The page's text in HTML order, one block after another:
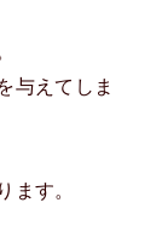
与えてしま
ます。